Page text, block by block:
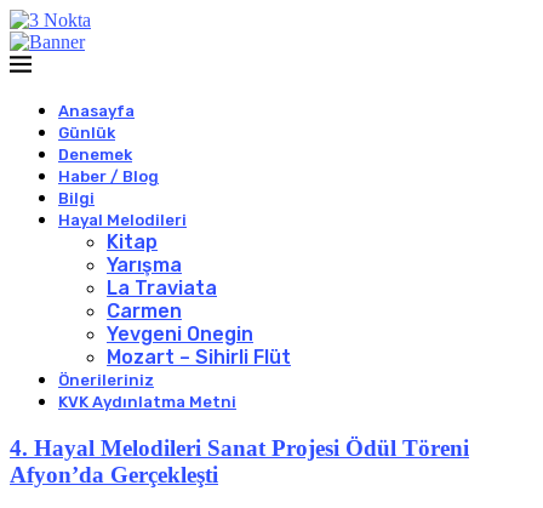
Anasayfa
Günlük
Denemek
Haber / Blog
Bilgi
Hayal Melodileri
Kitap
Yarışma
La Traviata
Carmen
Yevgeni Onegin
Mozart – Sihirli Flüt
Önerileriniz
KVK Aydınlatma Metni
4. Hayal Melodileri Sanat Projesi Ödül Töreni
Afyon’da Gerçekleşti